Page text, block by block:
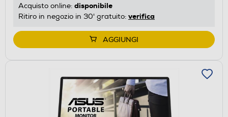
Acquisto online: disponibile
Ritiro in negozio in 30' gratuito: verifica
AGGIUNGI